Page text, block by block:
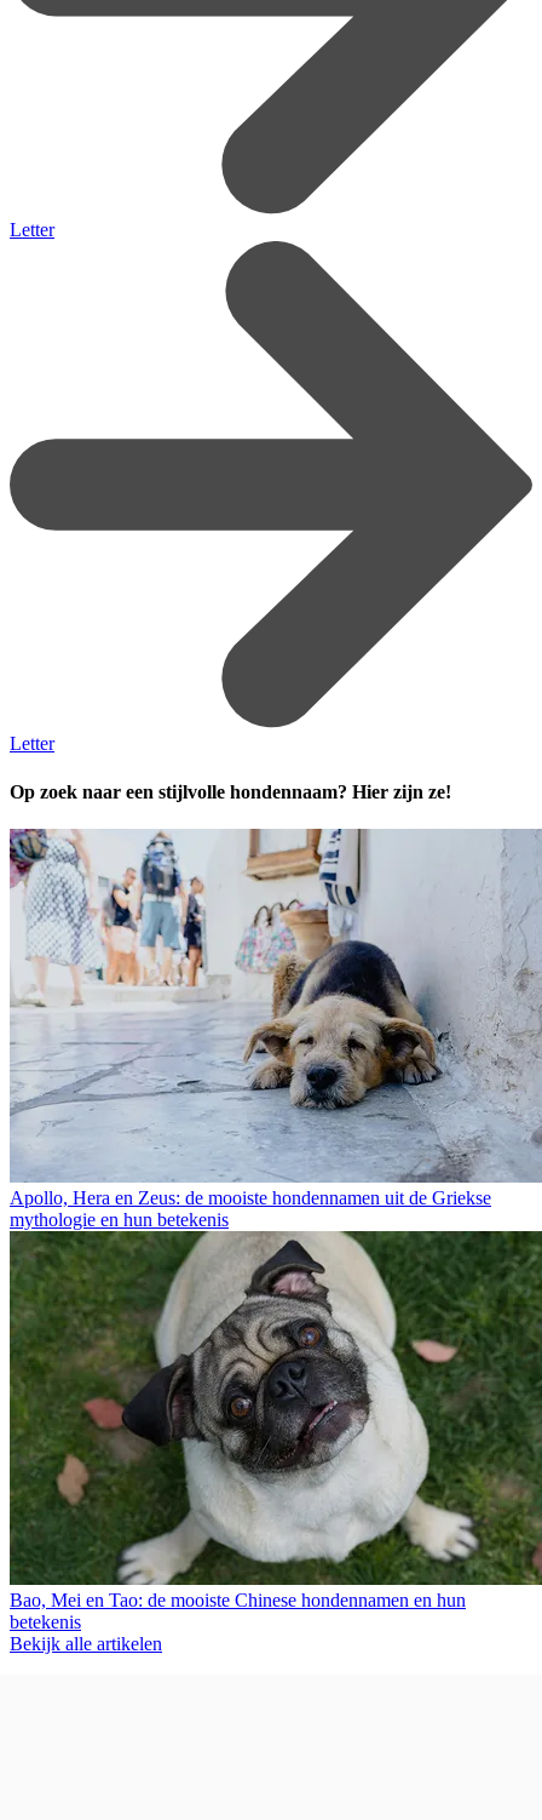
Letter
Letter
Op zoek naar een stijlvolle hondennaam? Hier zijn ze!
Apollo, Hera en Zeus: de mooiste hondennamen uit de Griekse
mythologie en hun betekenis
Bao, Mei en Tao: de mooiste Chinese hondennamen en hun
betekenis
Bekijk alle artikelen